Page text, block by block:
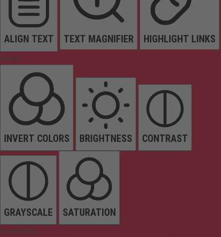
ALIGN TEXT TEXT MAGNIFIER HIGHLIGHT LINKS
Colors
INVERT COLORS BRIGHTNESS CONTRAST
GRAYSCALE SATURATION
Orientation